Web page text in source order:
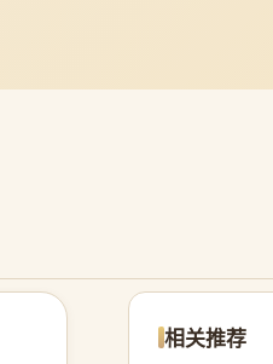
相关推荐